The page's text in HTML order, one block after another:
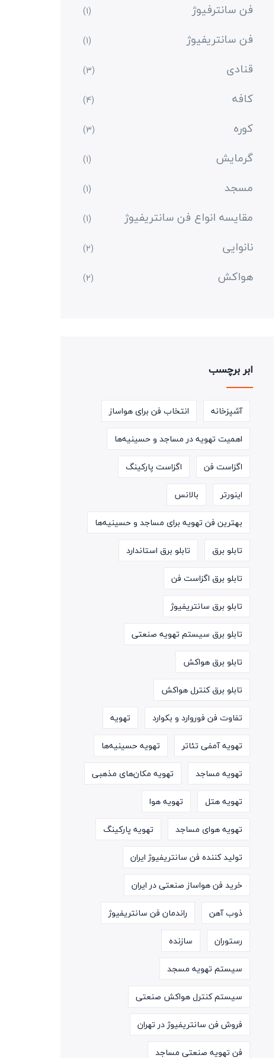
فن سانترفیوژ (1)
فن سانتریفیوژ (1)
قنادی (3)
کافه (4)
کوره (3)
گرمایش (1)
مسجد (1)
مقایسه انواع فن سانتریفیوژ (1)
نانوایی (2)
هواکش (2)
ابر برچسب
آشپزخانه
انتخاب فن برای هواساز
اهمیت تهویه در مساجد و حسینیه‌ها
اگزاست فن
اگزاست پارکینگ
اینورتر
بالانس
بهترین فن تهویه برای مساجد و حسینیه‌ها
تابلو برق
تابلو برق استاندارد
تابلو برق اگزاست فن
تابلو برق سانتریفیوژ
تابلو برق سیستم تهویه صنعتی
تابلو برق هواکش
تابلو برق کنترل هواکش
تفاوت فن فوروارد و بکوارد
تهویه
تهویه آمفی تئاتر
تهویه حسینیه‌ها
تهویه مساجد
تهویه مکان‌های مذهبی
تهویه هتل
تهویه هوا
تهویه هوای مساجد
تهویه پارکینگ
تولید کننده فن سانتریفیوژ ایران
خرید فن هواساز صنعتی در ایران
ذوب آهن
راندمان فن سانتریفیوژ
رستوران
سازنده
سیستم تهویه مسجد
سیستم کنترل هواکش صنعتی
فروش فن سانتریفیوژ در تهران
فن تهویه صنعتی مساجد